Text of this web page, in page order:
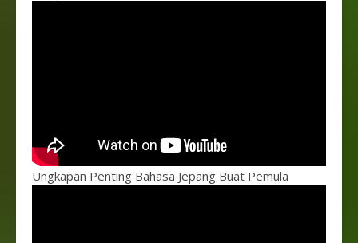
Ungkapan Penting Bahasa Jepang Buat Pemula